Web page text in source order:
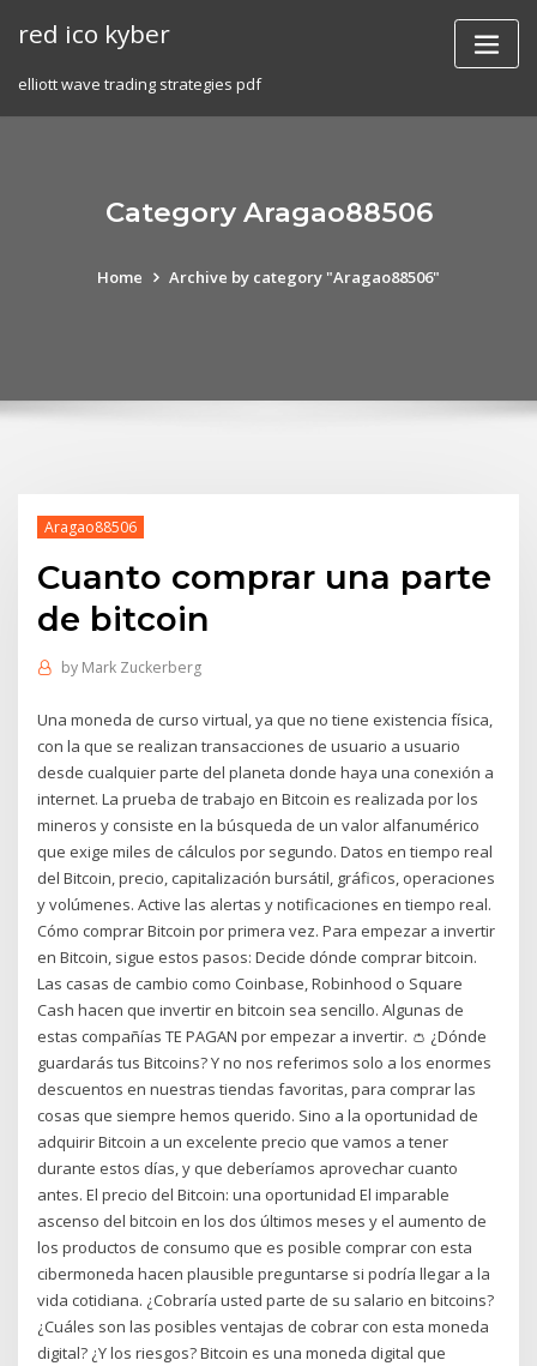
red ico kyber
elliott wave trading strategies pdf
Category Aragao88506
Home Archive by category "Aragao88506"
Aragao88506
Cuanto comprar una parte
de bitcoin
by Mark Zuckerberg
Una moneda de curso virtual, ya que no tiene existencia física,
con la que se realizan transacciones de usuario a usuario
desde cualquier parte del planeta donde haya una conexión a
internet. La prueba de trabajo en Bitcoin es realizada por los
mineros y consiste en la búsqueda de un valor alfanumérico
que exige miles de cálculos por segundo. Datos en tiempo real
del Bitcoin, precio, capitalización bursátil, gráficos, operaciones
y volúmenes. Active las alertas y notificaciones en tiempo real.
Cómo comprar Bitcoin por primera vez. Para empezar a invertir
en Bitcoin, sigue estos pasos: Decide dónde comprar bitcoin.
Las casas de cambio como Coinbase, Robinhood o Square
Cash hacen que invertir en bitcoin sea sencillo. Algunas de
estas compañías TE PAGAN por empezar a invertir. 👛 ¿Dónde
guardarás tus Bitcoins? Y no nos referimos solo a los enormes
descuentos en nuestras tiendas favoritas, para comprar las
cosas que siempre hemos querido. Sino a la oportunidad de
adquirir Bitcoin a un excelente precio que vamos a tener
durante estos días, y que deberíamos aprovechar cuanto
antes. El precio del Bitcoin: una oportunidad El imparable
ascenso del bitcoin en los dos últimos meses y el aumento de
los productos de consumo que es posible comprar con esta
cibermoneda hacen plausible preguntarse si podría llegar a la
vida cotidiana. ¿Cobraría usted parte de su salario en bitcoins?
¿Cuáles son las posibles ventajas de cobrar con esta moneda
digital? ¿Y los riesgos? Bitcoin es una moneda digital que